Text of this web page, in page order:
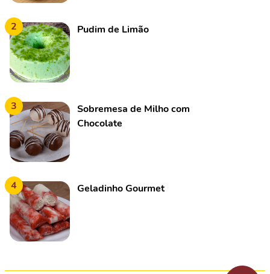
2 Pudim de Limão
3
Sobremesa de Milho com
Chocolate
4 Geladinho Gourmet